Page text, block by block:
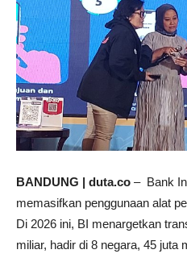
BANDUNG | duta.co – Bank
memasifkan penggunaan alat
Di 2026 ini, BI menargetkan
miliar, hadir di 8 negara, 45 juta